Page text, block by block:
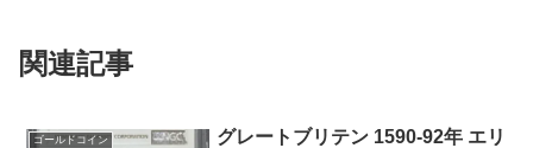
関連記事
ゴールドコイン
グレートブリテン 1590-92年 エリ